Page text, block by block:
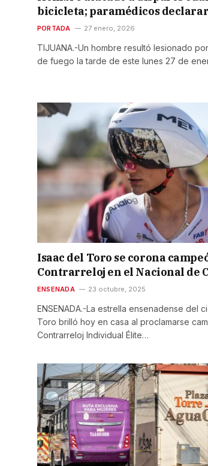
bicicleta; paramédicos
PORTADA 27 enero, 2026
TIJUANA.-Un hombre resultó lesionado
de fuego la tarde de este lunes 27 de
Isaac del Toro se corona
Contrarreloj en el Nacional de
ENSENADA 23 octubre, 2025
ENSENADA.-La estrella ensenadense del
Toro brilló hoy en casa al proclamarse
Contrarreloj Individual Élite…